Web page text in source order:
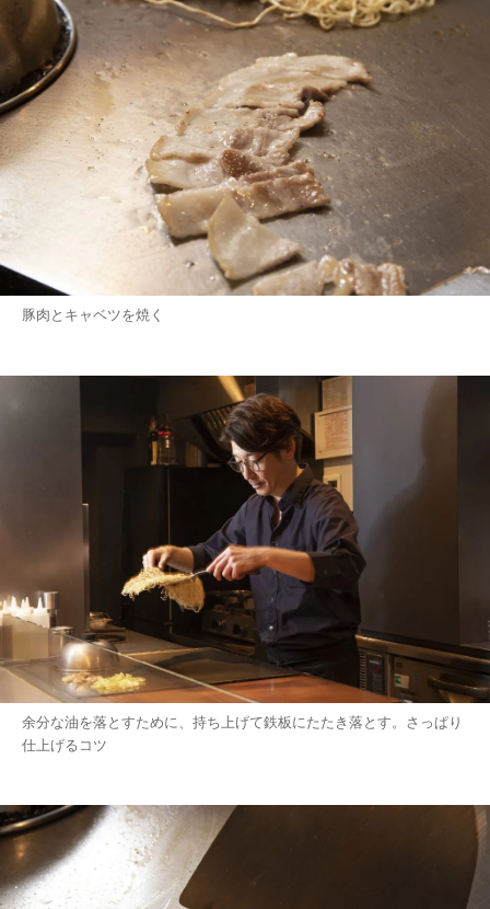
豚肉とキャベツを焼く
余分な油を落とすために、持ち上げて鉄板にたたき落とす。さっぱり
仕上げるコツ